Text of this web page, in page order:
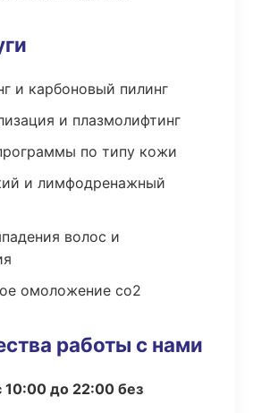
и карбоновый пилинг
и плазмолифтинг
по типу кожи
и лимфодренажный
волос и
омоложение co2
работы с нами
10:00 до 22:00 без